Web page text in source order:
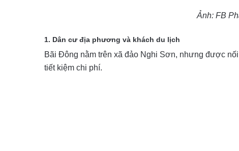
Ảnh: FB
1. Dân cư địa phương và khách du lịch
Bãi Đông nằm trên xã đảo Nghi Sơn, nhưng được
tiết kiệm chi phí.